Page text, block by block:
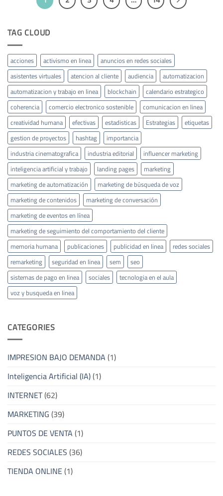
TAG CLOUD
acciones activismo en linea
anuncios en redes sociales
asistentes virtuales
atencion al cliente audiencia
automatizacion
automatizacion y trabajo en linea
blockchain
calendario estrategico
coherencia
comercio electronico sostenible
comunicacion en linea
creatividad humana
efectivas estadisticas Estrategias
etiquetas
gestion de proyectos
hashtag
importancia
industria cinematografica
industria editorial
influencer marketing
inteligencia artificial y trabajo
landing pages
marketing
marketing de automatización
marketing de búsqueda de voz
marketing de contenidos
marketing de conversación
marketing de eventos en línea
marketing de seguimiento del comportamiento del cliente
memoria humana
publicaciones publicidad en linea
redes sociales
remarketing
seguridad en linea sem
seo
sistemas de pago en linea
sociales
tecnologia en el aula
voz y busqueda en linea
CATEGORIES
IMPRESION BAJO DEMANDA(1)
Inteligencia Artificial (IA)(1)
INTERNET(62)
MARKETING(39)
PUNTOS DE VENTA(1)
REDES SOCIALES(36)
TIENDA ONLINE(1)